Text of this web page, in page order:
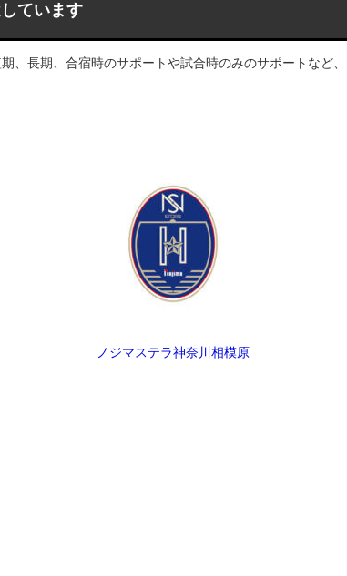
ています
、長期、合宿時のサポートや試合時のみのサポートなど、
ノジマステラ神奈川相模原